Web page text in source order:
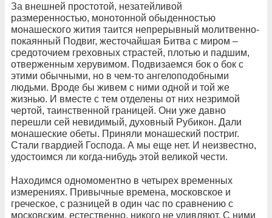
За внешней простотой, незатейливой
размеренностью, монотонной обыденностью
монашеского жития таится непрерывный молитвенно-
покаянный Подвиг, жесточайшая Битва с миром –
средоточием греховных страстей, плотью и падшим,
отверженным херувимом. Подвизаемся бок о бок с
этими обычными, но в чем-то ангелоподобными
людьми. Вроде бы живем с ними одной и той же
жизнью. И вместе с тем отделены от них незримой
чертой, таинственной границей. Они уже давно
перешли сей невидимый, духовный Рубикон. Дали
монашеские обеты. Приняли монашеский постриг.
Стали гвардией Господа. А мы еще нет. И неизвестно,
удостоимся ли когда-нибудь этой великой чести.
Находимся одномоментно в четырех временных
измерениях. Привычные времена, московское и
греческое, с разницей в один час по сравнению с
московским, естественно, никого не удивляют. С ними